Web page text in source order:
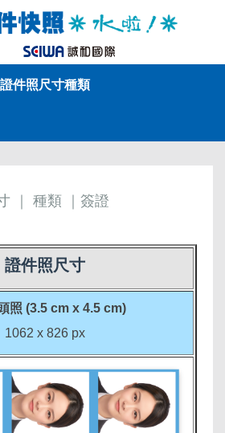
證件照尺寸種類
｜ 種類 ｜ 簽證
證件照尺寸
照 (3.5 cm x 4.5 cm)
1062 x 826 px